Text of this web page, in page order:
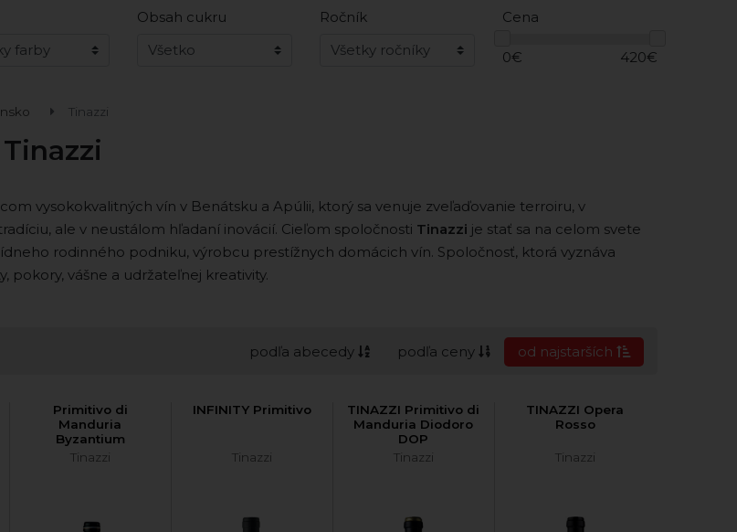
Obsah cukru Ročník Cena
0€ 420€
Tinazzi
vysokokvalitných vín v Benátsku a Apúlii, ktorý sa venuje zveľaďovanie terroiru, v
ale v neustálom hľadaní inovácií. Cieľom spoločnosti Tinazzi je stať sa na celom svete
rodinného podniku, výrobcu prestížnych domácich vín. Spoločnosť, ktorá vyznáva
pokory, vášne a udržateľnej kreativity.
podľa abecedy podľa ceny od najstarších
Primitivo di
Manduria
Byzantium
Tinazzi
INFINITY Primitivo
Tinazzi
TINAZZI Primitivo di
Manduria Diodoro
DOP
Tinazzi
TINAZZI Opera
Rosso
Tinazzi